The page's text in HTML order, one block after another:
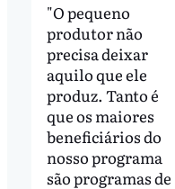
"O pequeno
produtor não
precisa deixar
aquilo que ele
produz. Tanto é
que os maiores
beneficiários do
nosso programa
são programas de